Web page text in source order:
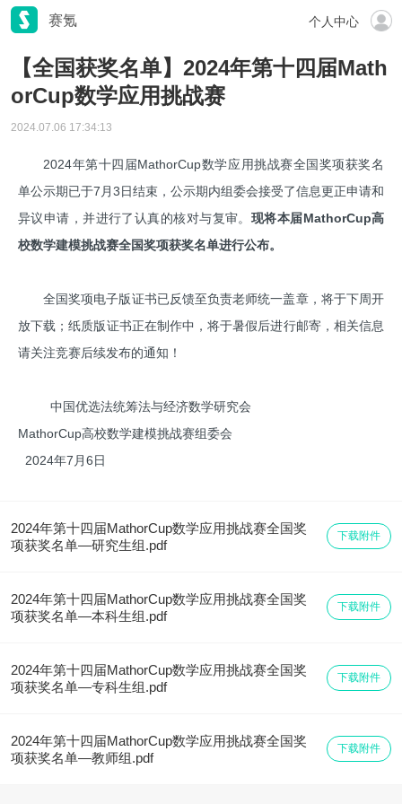
赛氪 个人中心
【全国获奖名单】2024年第十四届Math
orCup数学应用挑战赛
2024.07.06 17:34:13
2024年第十四届MathorCup数学应用挑战赛全国奖项获奖名
单公示期已于7月3日结束，公示期内组委会接受了信息更正申请和
异议申请，并进行了认真的核对与复审。 现将本届MathorCup高
校数学建模挑战赛全国奖项获奖名单进行公布。
全国奖项电子版证书已反馈至负责老师统一盖章，将于下周开
放下载；纸质版证书正在制作中，将于暑假后进行邮寄，相关信息
请关注竞赛后续发布的通知！
中国优选法统筹法与经济数学研究会
MathorCup高校数学建模挑战赛组委会
2024年7月6日
2024年第十四届MathorCup数学应用挑战赛全国奖
项获奖名单—研究生组.pdf
下载附件
2024年第十四届MathorCup数学应用挑战赛全国奖
项获奖名单—本科生组.pdf
下载附件
2024年第十四届MathorCup数学应用挑战赛全国奖
项获奖名单—专科生组.pdf
下载附件
2024年第十四届MathorCup数学应用挑战赛全国奖
项获奖名单—教师组.pdf
下载附件